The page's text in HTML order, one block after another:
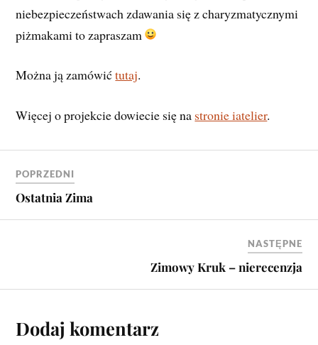
niebezpieczeństwach zdawania się z charyzmatycznymi
piżmakami to zapraszam
Można ją zamówićtutaj.
Więcej o projekcie dowiecie się na stronie iatelier.
POPRZEDNI
Ostatnia Zima
NASTĘPNE
Zimowy Kruk – nierecenzja
Dodaj komentarz